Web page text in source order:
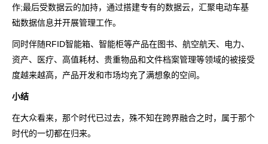
作;最后受数据云的加持，通过搭建专有的数据云，汇聚电动车基
础数据信息并开展管理工作。
同时伴随RFID智能箱、智能柜等产品在图书、航空航天、电力、
资产、医疗、高值耗材、贵重物品和文件档案管理等领域的被接受
度越来越高，产品开发和市场均充了满想象的空间。
小结
在大众看来，那个时代已过去，殊不知在跨界融合之时，属于那个
时代的一切都在归来。